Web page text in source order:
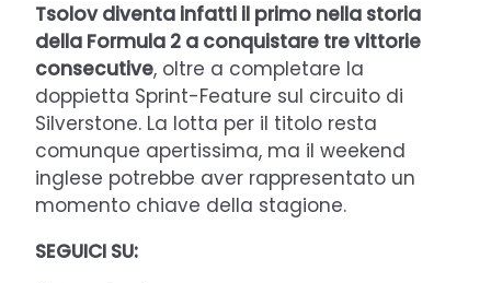
Tsolov diventa infatti il primo nella storia
della Formula 2 a conquistare tre vittorie
consecutive, oltre a completare la
doppietta Sprint-Feature sul circuito di
Silverstone. La lotta per il titolo resta
comunque apertissima, ma il weekend
inglese potrebbe aver rappresentato un
momento chiave della stagione.
SEGUICI SU: